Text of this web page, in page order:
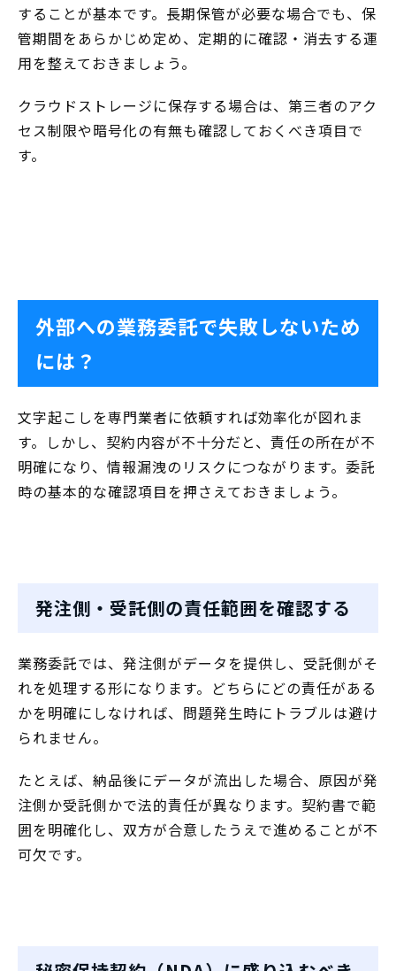
することが基本です。長期保管が必要な場合でも、保
管期間をあらかじめ定め、定期的に確認・消去する運
用を整えておきましょう。
クラウドストレージに保存する場合は、第三者のアク
セス制限や暗号化の有無も確認しておくべき項目で
す。
外部への業務委託で失敗しないため
には？
文字起こしを専門業者に依頼すれば効率化が図れま
す。しかし、契約内容が不十分だと、責任の所在が不
明確になり、情報漏洩のリスクにつながります。委託
時の基本的な確認項目を押さえておきましょう。
発注側・受託側の責任範囲を確認する
業務委託では、発注側がデータを提供し、受託側がそ
れを処理する形になります。どちらにどの責任がある
かを明確にしなければ、問題発生時にトラブルは避け
られません。
たとえば、納品後にデータが流出した場合、原因が発
注側か受託側かで法的責任が異なります。契約書で範
囲を明確化し、双方が合意したうえで進めることが不
可欠です。